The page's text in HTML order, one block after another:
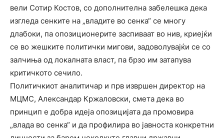
вели Сотир Костов, со дополнителна забелешка дека
изгледа сенките на „владите во сенка“ се многу
длабоки, па опозиционерите заспиваат во нив, криејќи
се во жешките политички мигови, задоволувајќи се со
залчиња од локалната власт, па брзо им затапува
критичкото сечило.
Политичкиот аналитичар и прв извршен директор на
МЦМС, Александар Кржаловски, смета дека во
принцип е добра идеја опозицијата да промовира
„влада во сенка“ и да профилира во јавноста конкретни